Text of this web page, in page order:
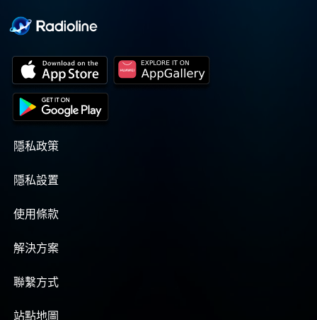
隱私政策
隱私設置
使用條款
解決方案
聯繫方式
站點地圖